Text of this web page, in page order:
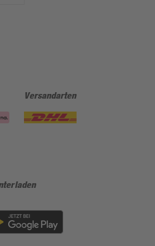
Versandarten